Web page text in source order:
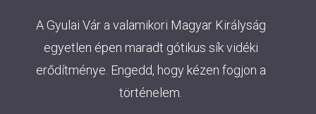
A Gyulai Vár a valamikori Magyar Királyság
egyetlen épen maradt gótikus sík vidéki
erődítménye. Engedd, hogy kézen fogjon a
történelem.